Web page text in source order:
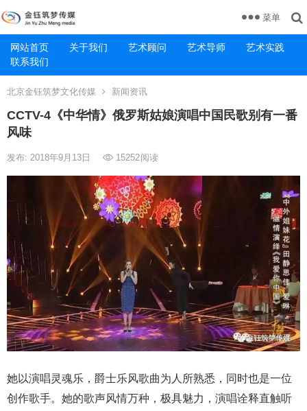
网站首页 关于我们 艺术顾问 艺术导师
艺术实践
联系我们
菜单
北京金钰筑梦文化传媒 新闻资讯
CCTV-4《中华情》俄罗斯姑娘演唱中国民歌别有一番
风味
发布: 2018年9月13日 15252阅读
她以演唱灵魂乐，爵士乐风歌曲为人所熟悉，同时也是一位
创作歌手。她的歌声风情万种，极具魅力，演唱诠释直触听